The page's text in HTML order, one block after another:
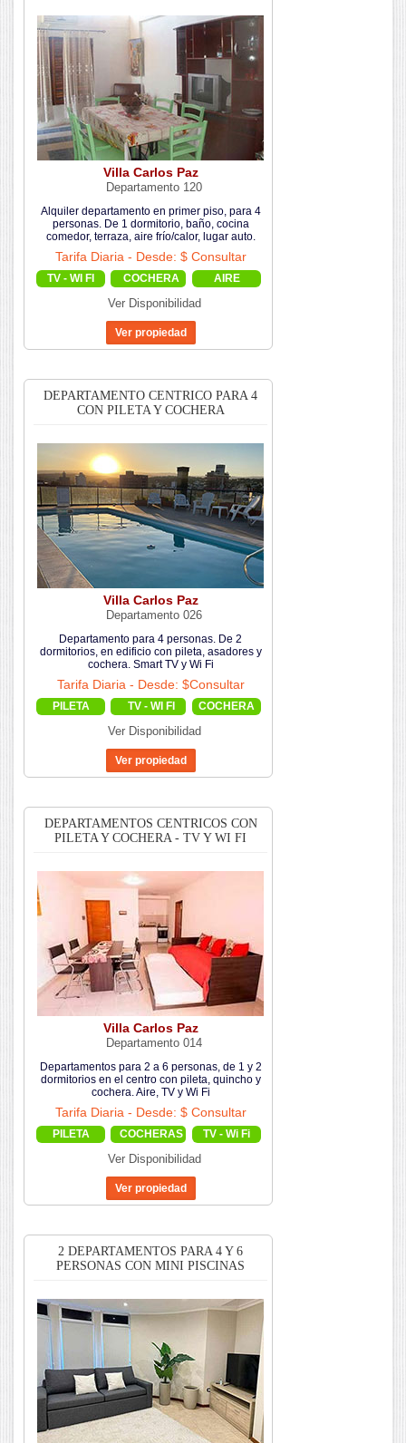
Villa Carlos Paz
Departamento 120
Alquiler departamento en primer piso, para 4
personas. De 1 dormitorio, baño, cocina
comedor, terraza, aire frío/calor, lugar auto.
Tarifa Diaria - Desde: $ Consultar
TV - WI FI COCHERA AIRE
Ver Disponibilidad
DEPARTAMENTO CENTRICO PARA 4
CON PILETA Y COCHERA
Villa Carlos Paz
Departamento 026
Departamento para 4 personas. De 2
dormitorios, en edificio con pileta, asadores y
cochera. Smart TV y Wi Fi
Tarifa Diaria - Desde: $Consultar
PILETA TV - WI FI COCHERA
Ver Disponibilidad
DEPARTAMENTOS CENTRICOS CON
PILETA Y COCHERA - TV Y WI FI
Villa Carlos Paz
Departamento 014
Departamentos para 2 a 6 personas, de 1 y 2
dormitorios en el centro con pileta, quincho y
cochera. Aire, TV y Wi Fi
Tarifa Diaria - Desde: $ Consultar
PILETA COCHERAS TV - Wi Fi
Ver Disponibilidad
2 DEPARTAMENTOS PARA 4 Y 6
PERSONAS CON MINI PISCINAS